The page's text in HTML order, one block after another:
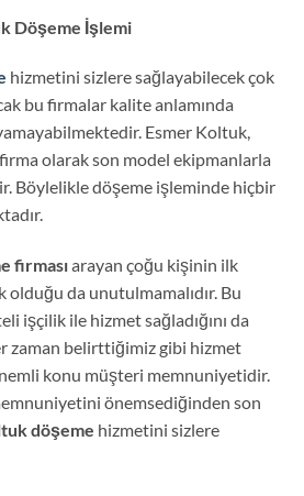
Döşeme İşlemi
hizmetini sizlere sağlayabilecek çok
bu firmalar kalite anlamında
Esmer Koltuk,
olarak son model ekipmanlarla
Böylelikle döşeme işleminde hiçbir
firmasıarayan çoğu kişinin ilk
da unutulmamalıdır. Bu
işçilik ile hizmet sağladığını da
zaman belirttiğimiz gibi hizmet
konu müşteri memnuniyetidir.
önemsediğinden son
döşeme hizmetini sizlere